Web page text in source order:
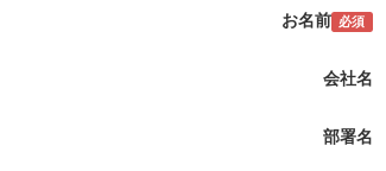
お名前 必須
会社名
部署名